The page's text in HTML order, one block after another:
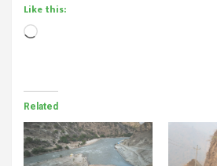
Like this:
Loading…
Related